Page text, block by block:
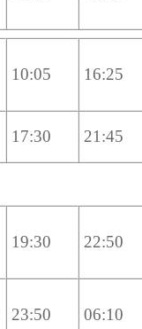
10:05 16:25
17:30 21:45
19:30 22:50
23:50 06:10